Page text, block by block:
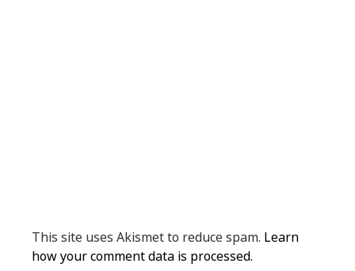
This site uses Akismet to reduce spam. Learn
how your comment data is processed.